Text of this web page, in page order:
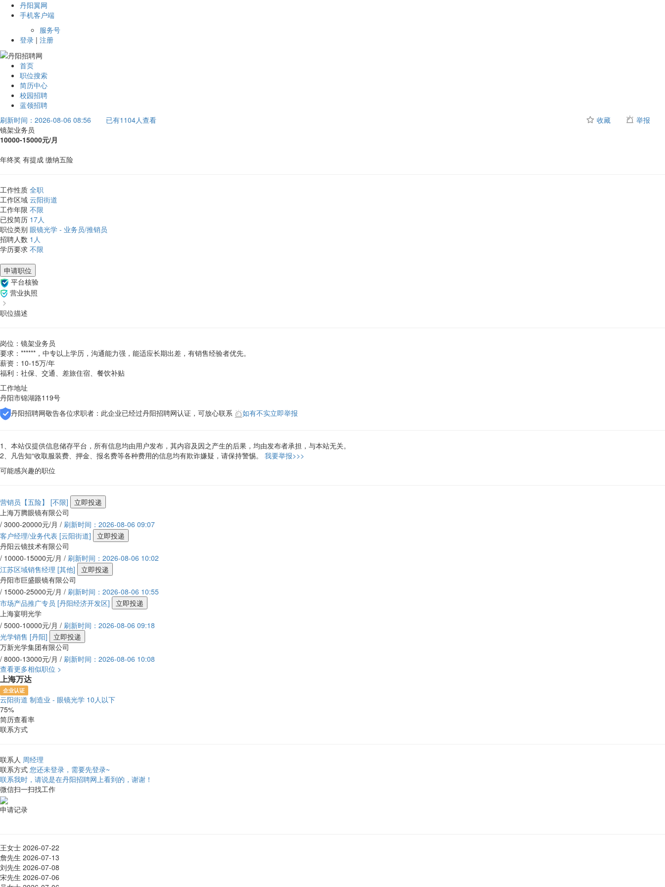
丹阳翼网
手机客户端
服务号
登录 | 注册
首页
职位搜索
简历中心
校园招聘
蓝领招聘
刷新时间：2026-08-06 08:56
已有1104人查看 收藏
举报
镜架业务员
10000-15000元/月
年终奖 有提成 缴纳五险
工作性质 全职
工作区域 云阳街道
工作年限 不限
已投简历 17人
职位类别 眼镜光学 - 业务员/推销员
招聘人数 1人
学历要求 不限
申请职位
平台核验
营业执照
职位描述
岗位：镜架业务员
要求：******，中专以上学历，沟通能力强，能适应长期出差，有销售经验者优先。
薪资：10-15万/年
福利：社保、交通、差旅住宿、餐饮补贴
工作地址
丹阳市锦湖路119号
丹阳招聘网敬告各位求职者：此企业已经过丹阳招聘网认证，可放心联系
如有不实立即举报
1、本站仅提供信息储存平台，所有信息均由用户发布，其内容及因之产生的后果，均由发布者承担，与本站无关。
2、凡告知“收取服装费、押金、报名费等各种费用的信息均有欺诈嫌疑，请保持警惕。 我要举报>>>
可能感兴趣的职位
营销员【五险】 [不限]
立即投递
上海万腾眼镜有限公司
/ 3000-20000元/月 / 刷新时间：2026-08-06 09:07
客户经理/业务代表 [云阳街道]
立即投递
丹阳云镜技术有限公司
/ 10000-15000元/月 / 刷新时间：2026-08-06 10:02
江苏区域销售经理 [其他]
立即投递
丹阳市巨盛眼镜有限公司
/ 15000-25000元/月 / 刷新时间：2026-08-06 10:55
市场产品推广专员 [丹阳经济开发区]
立即投递
上海宴明光学
/ 5000-10000元/月 / 刷新时间：2026-08-06 09:18
光学销售 [丹阳]
立即投递
万新光学集团有限公司
/ 8000-13000元/月 / 刷新时间：2026-08-06 10:08
查看更多相似职位 >
上海万达
企业认证
云阳街道 制造业 - 眼镜光学 10人以下
75%
简历查看率
联系方式
联系人 周经理
联系方式 您还未登录，需要先登录~
联系我时，请说是在丹阳招聘网上看到的，谢谢！
微信扫一扫找工作
申请记录
王女士 2026-07-22
詹先生 2026-07-13
刘先生 2026-07-08
宋先生 2026-07-06